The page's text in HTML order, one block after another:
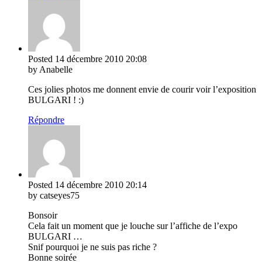
Posted 14 décembre 2010 20:08
by Anabelle
Ces jolies photos me donnent envie de courir voir l’exposition
BULGARI ! :)
Répondre
Posted 14 décembre 2010 20:14
by catseyes75
Bonsoir
Cela fait un moment que je louche sur l’affiche de l’expo
BULGARI …
Snif pourquoi je ne suis pas riche ?
Bonne soirée